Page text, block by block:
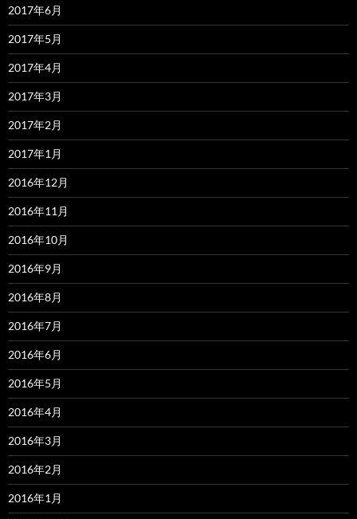
2017年6月
2017年5月
2017年4月
2017年3月
2017年2月
2017年1月
2016年12月
2016年11月
2016年10月
2016年9月
2016年8月
2016年7月
2016年6月
2016年5月
2016年4月
2016年3月
2016年2月
2016年1月